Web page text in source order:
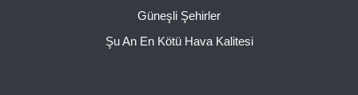
Güneşli Şehirler
Şu An En Kötü Hava Kalitesi